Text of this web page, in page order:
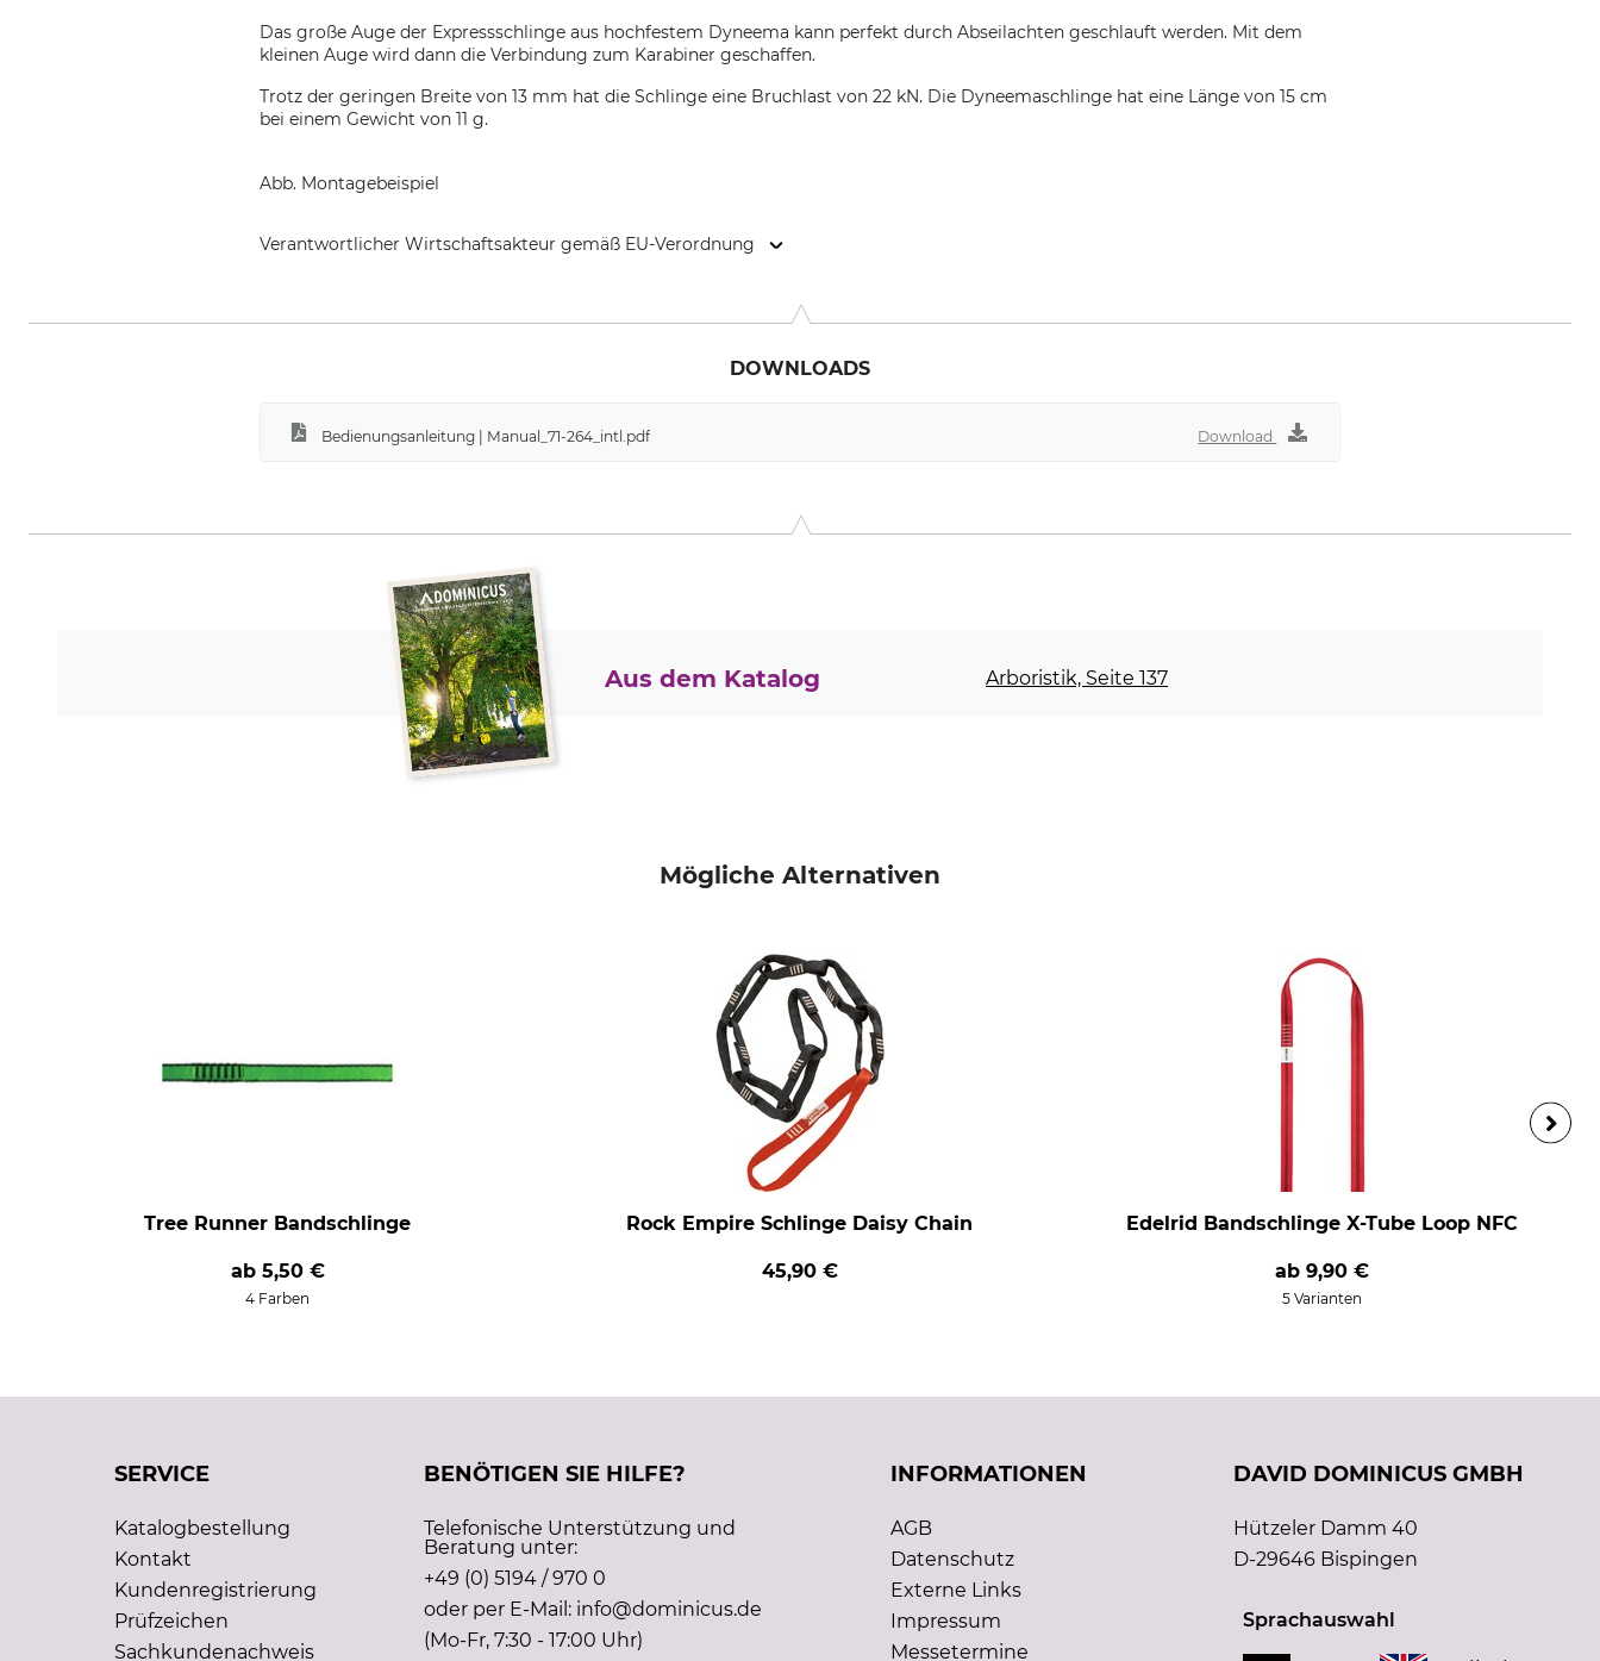
Das große Auge der Expressschlinge aus hochfestem Dyneema kann perfekt durch Abseilachten geschlauft werden. Mit dem
kleinen Auge wird dann die Verbindung zum Karabiner geschaffen.
Trotz der geringen Breite von 13 mm hat die Schlinge eine Bruchlast von 22 kN. Die Dyneemaschlinge hat eine Länge von 15 cm
bei einem Gewicht von 11 g.
Abb. Montagebeispiel
Verantwortlicher Wirtschaftsakteur gemäß EU-Verordnung
DOWNLOADS
Bedienungsanleitung | Manual_71-264_intl.pdf Download
Aus dem Katalog Arboristik, Seite 137
Mögliche Alternativen
Tree Runner Bandschlinge
ab 5,50 €
4 Farben
Rock Empire Schlinge Daisy Chain
45,90 €
Edelrid Bandschlinge X-Tube Loop NFC
ab9,90 €
5 Varianten
SERVICE
Katalogbestellung
Kontakt
Kundenregistrierung
Prüfzeichen
Sachkundenachweis
BENÖTIGEN SIE HILFE?
Telefonische Unterstützung und
Beratung unter:
+49 (0) 5194 / 970 0
oder per E-Mail: info@dominicus.de
(Mo-Fr, 7:30 - 17:00 Uhr)
INFORMATIONEN
AGB
Datenschutz
Externe Links
Impressum
Messetermine
DAVID DOMINICUS GMBH
Hützeler Damm 40
D-29646 Bispingen
Sprachauswahl